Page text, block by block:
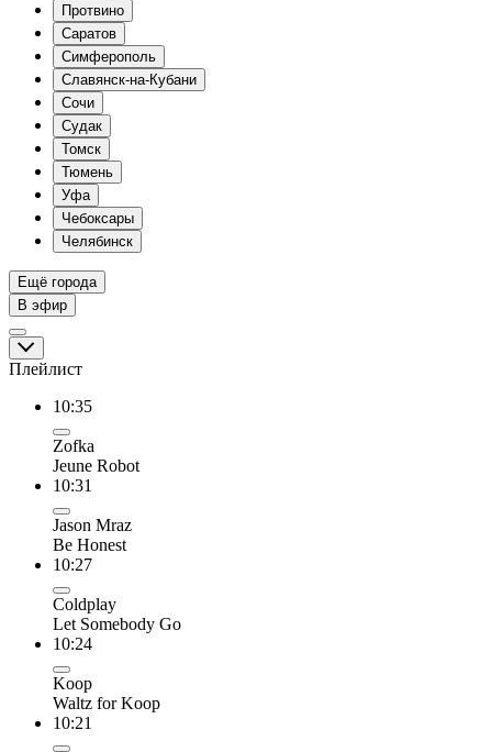
Протвино
Саратов
Симферополь
Славянск-на-Кубани
Сочи
Судак
Томск
Тюмень
Уфа
Чебоксары
Челябинск
Ещё города
В эфир
Плейлист
10:35
Zofka
Jeune Robot
10:31
Jason Mraz
Be Honest
10:27
Coldplay
Let Somebody Go
10:24
Koop
Waltz for Koop
10:21